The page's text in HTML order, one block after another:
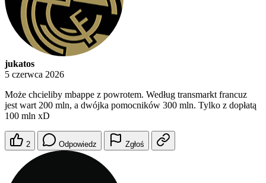
jukatos
5 czerwca 2026
Może chcieliby mbappe z powrotem. Według transmarkt francuz
jest wart 200 mln, a dwójka pomocników 300 mln. Tylko z dopłatą
100 mln xD
2 Odpowiedz Zgłoś